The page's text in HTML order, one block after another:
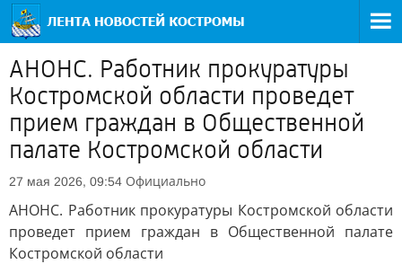
АНОНС. Работник прокуратуры
Костромской области проведет
прием граждан в Общественной
палате Костромской области
27 мая 2026, 09:54 Официально
АНОНС. Работник прокуратуры Костромской области
проведет прием граждан в Общественной палате
Костромской области